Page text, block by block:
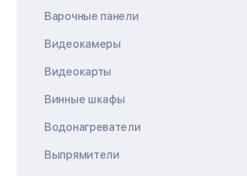
Варочные панели
Видеокамеры
Видеокарты
Винные шкафы
Водонагреватели
Выпрямители